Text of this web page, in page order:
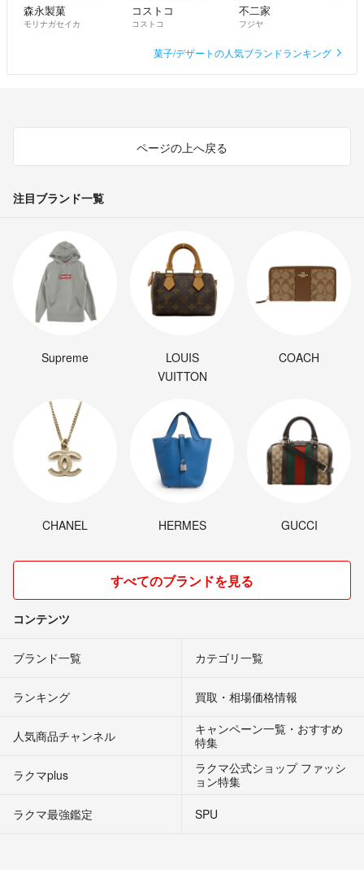
森永製菓
モリナガセイカ
コストコ
コストコ
不二家
フジヤ
菓子/デザートの人気ブランドランキング
ページの上へ戻る
注目ブランド一覧
Supreme
LOUIS
VUITTON
COACH
CHANEL HERMES GUCCI
すべてのブランドを見る
コンテンツ
ブランド一覧 カテゴリ一覧
ランキング 買取・相場価格情報
人気商品チャンネル
キャンペーン一覧・おすすめ
特集
ラクマplus
ラクマ公式ショップ ファッシ
ョン特集
ラクマ最強鑑定
SPU